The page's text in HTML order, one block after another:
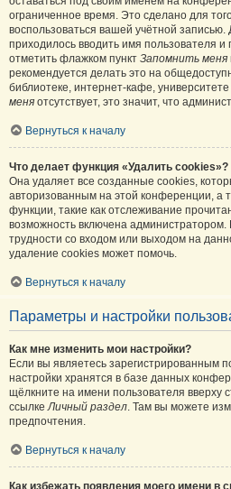
ограниченное время. Это сделано для
воспользоваться вашей учётной записью.
приходилось вводить имя пользователя
отметить флажком пункт Запомнить меня
рекомендуется делать это на
библиотеке, интернет-кафе, университете
меня отсутствует, это значит, что
Вернуться к началу
Что делает функция «Удалить cookies»?
Она удаляет все созданные cookies,
авторизованным на этой конференции, а
функции, такие как отслеживание
возможность включена
трудности со входом или выходом на
удаление cookies может помочь.
Вернуться к началу
Параметры и настройки
Как мне изменить мои настройки?
Если вы являетесь зарегистрированным
настройки хранятся в базе данных
щёлкните на имени пользователя вверху
ссылкеЛичный раздел. Там вы можете
предпочтения.
Вернуться к началу
Как избежать появления моего имени в